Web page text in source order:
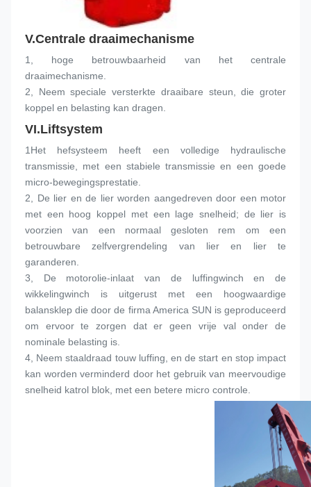
V.Centrale draaimechanisme
1, hoge betrouwbaarheid van het centrale
draaimechanisme.
2, Neem speciale versterkte draaibare steun, die groter
koppel en belasting kan dragen.
VI.Liftsystem
1Het hefsysteem heeft een volledige hydraulische
transmissie, met een stabiele transmissie en een goede
micro-bewegingsprestatie.
2, De lier en de lier worden aangedreven door een motor
met een hoog koppel met een lage snelheid; de lier is
voorzien van een normaal gesloten rem om een
betrouwbare zelfvergrendeling van lier en lier te
garanderen.
3, De motorolie-inlaat van de luffingwinch en de
wikkelingwinch is uitgerust met een hoogwaardige
balansklep die door de firma America SUN is geproduceerd
om ervoor te zorgen dat er geen vrije val onder de
nominale belasting is.
4, Neem staaldraad touw luffing, en de start en stop impact
kan worden verminderd door het gebruik van meervoudige
snelheid katrol blok, met een betere micro controle.